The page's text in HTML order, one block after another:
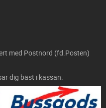
med Postnord (fd.Posten)
dig bäst i kassan.